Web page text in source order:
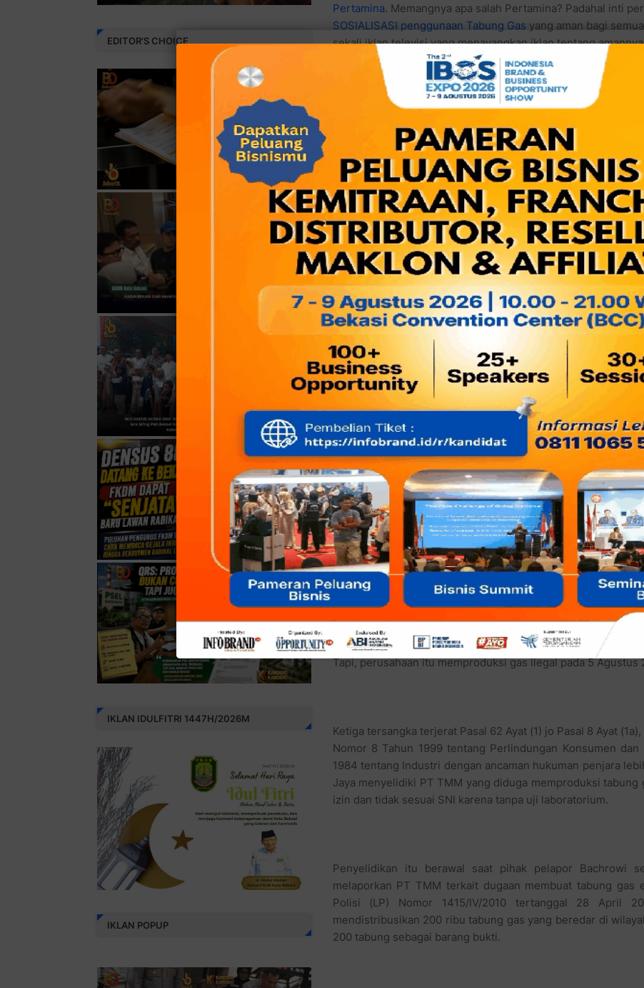
SOSIALISASI penggunaan Tabung Gasyang aman bagi semua
sekali iklan televisi yang menayangkan iklan tentang
tanah ini. Tapi itu belum cukup ternyata.
Atau jangan-jangan memang harus ada yangdipidanakan
tabung gasnya? Seperti berita berikut ini
Sidik Rizal www.kotabekasihotnews.blogspot.com
Tiga Direksi Produsen Tabung
JAKARTA--MI:Kepolisian Daerah Metro Jaya menetapkan
tersangka terkait dugaan pemalsuan produksi tabung gas
"Tersangka terbukti memproduksi tabung gas tidak sesuai
Satuan Sumber Daya Lingkungan Direktorat Reserse
Besar Eko Saputro di Jakarta, Rabu (26/5). Ketiga direksi
tersangka itu, yakni RK (Direktur Utama), Y (Direktur
Eko mengatakan, penetapan tersangka itu
laboratorium yang menunjukkan produksi tabung gas itu
standarnya berukuran 250 milimeter.
PT TMM sudah memiliki izin dari Dinas Perindustrian
Tapi, perusahaan itu memproduksi gas ilegal pada 5
Nomor 8 Tahun 1999 tentang Perlindungan Konsumen
1984 tentang Industri dengan ancaman hukuman penjara
Jaya menyelidiki PT TMM yang diduga memproduksi
izin dan tidak sesuai SNI karena tanpa uji laboratorium.
melaporkan PT TMM terkait dugaan membuat tabung
Polisi (LP) Nomor 1415/IV/2010 tertanggal 28 April
mendistribusikan 200 ribu tabung gas yang beredar di
200 tabung sebagai barang bukti.
EDITOR'S CHOICE
IKLAN IDULFITRI 1447H/2026M
IKLAN POPUP